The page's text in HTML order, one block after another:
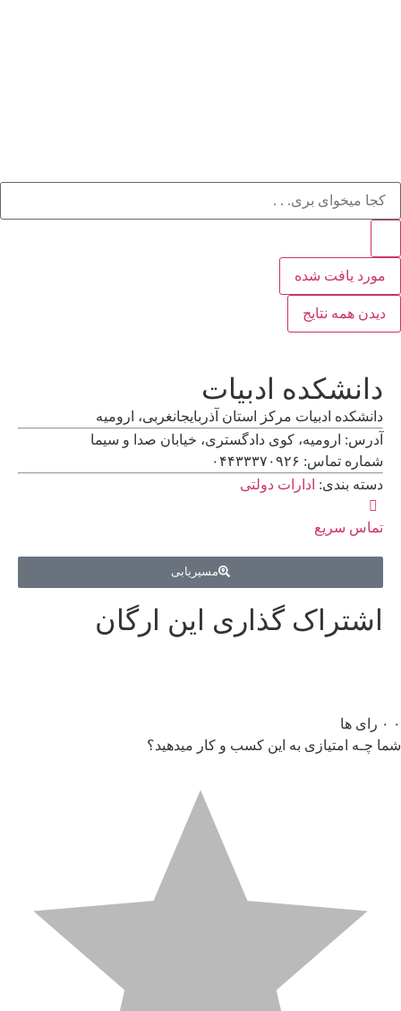
مورد یافت شده
دیدن همه نتایج
دانشکده ادبیات
دانشکده ادبیات مرکز استان آذربایجانغربی، ارومیه
آدرس: ارومیه، کوی دادگستری، خیابان صدا و سیما
شماره تماس: ۰۴۴۳۳۳۷۰۹۲۶
دسته بندی: ادارات دولتی
تماس سریع
مسیریابی
اشتراک گذاری این ارگان
۰ ۰ رای ها
شما چـه امتیازی به این کسب و کار میدهید؟